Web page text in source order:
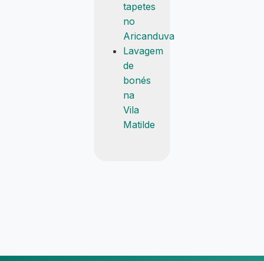
tapetes
no
Aricanduva
Lavagem
de
bonés
na
Vila
Matilde